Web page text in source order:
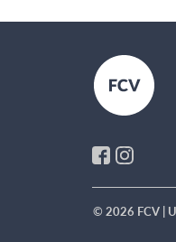
© 2026 FCV |